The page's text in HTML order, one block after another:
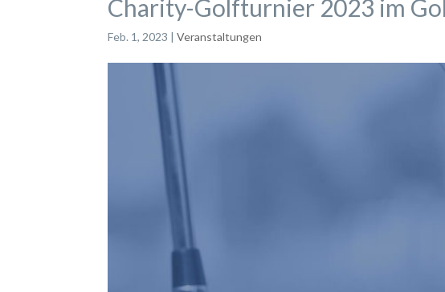
Charity-Golfturnier 2023 im
Feb. 1, 2023 |Veranstaltungen